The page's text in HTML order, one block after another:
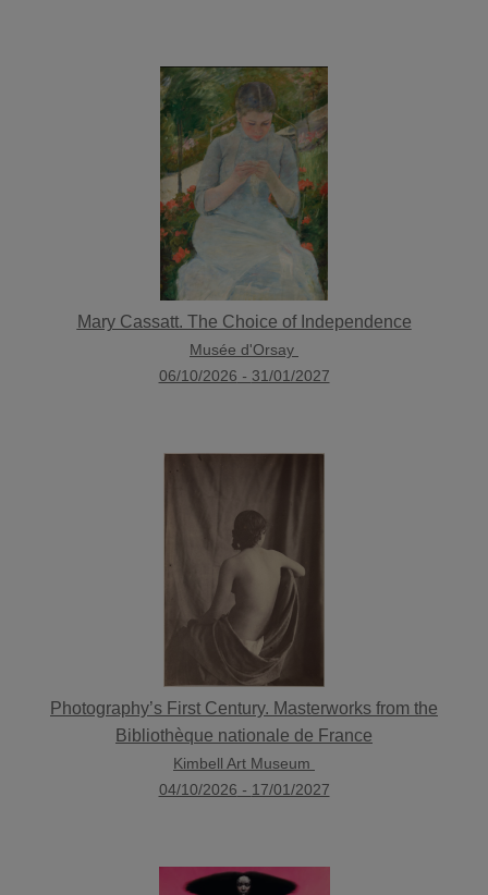
Mary Cassatt. The Choice of Independence
Musée d'Orsay
06/10/2026 - 31/01/2027
Photography’s First Century. Masterworks from the
Bibliothèque nationale de France
Kimbell Art Museum
04/10/2026 - 17/01/2027